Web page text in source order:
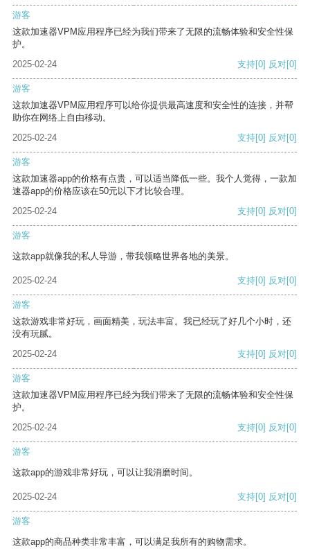
游客
这款加速器VPM应用程序已经为我们带来了无限的流畅体验和安全性保
护。
2025-02-24
支持[0] 反对[0]
游客
这款加速器VPM应用程序可以给你提供最高速度和安全性的连接，并帮
助你在网络上自由移动。
2025-02-24
支持[0] 反对[0]
游客
这款加速器app的价格有点贵，可以适当降低一些。我个人觉得，一款加
速器app的价格应该在50元以下才比较合理。
2025-02-24
支持[0] 反对[0]
游客
这款app就像我的私人导游，带我领略世界各地的美景。
2025-02-24 支持[0] 反对[0]
游客
这款游戏非常好玩，画面精美，玩法丰富。我已经玩了好几个小时，还
没有玩腻。
2025-02-24
支持[0] 反对[0]
游客
这款加速器VPM应用程序已经为我们带来了无限的流畅体验和安全性保
护。
2025-02-24
支持[0] 反对[0]
游客
这款app的游戏非常好玩，可以让我消磨时间。
2025-02-24 支持[0] 反对[0]
游客
这款app的商品种类非常丰富，可以满足我所有的购物需求。